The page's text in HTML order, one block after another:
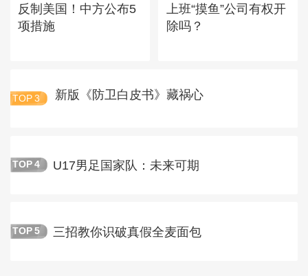
反制美国！中方公布5
项措施
上班“摸鱼”公司有权开
除吗？
TOP 3 新版《防卫白皮书》藏祸心
TOP 4 U17男足国家队：未来可期
TOP 5 三招教你识破真假全麦面包